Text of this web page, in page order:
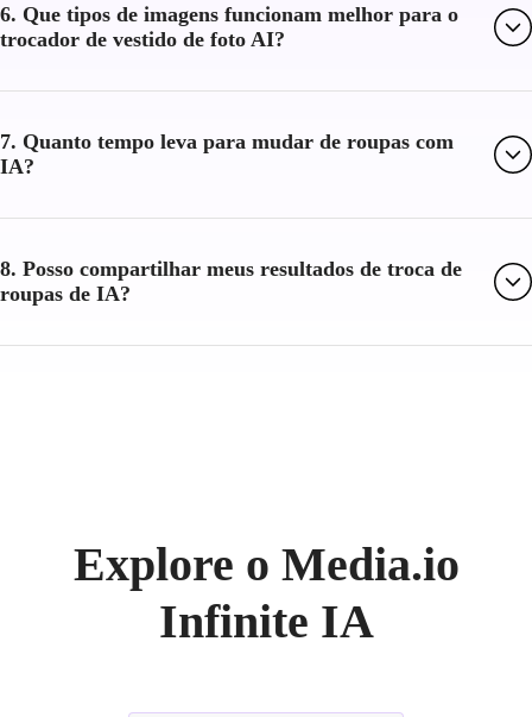
6. Que tipos de imagens funcionam melhor para o
trocador de vestido de foto AI?
7. Quanto tempo leva para mudar de roupas com
IA?
8. Posso compartilhar meus resultados de troca de
roupas de IA?
Explore o Media.io
Infinite IA